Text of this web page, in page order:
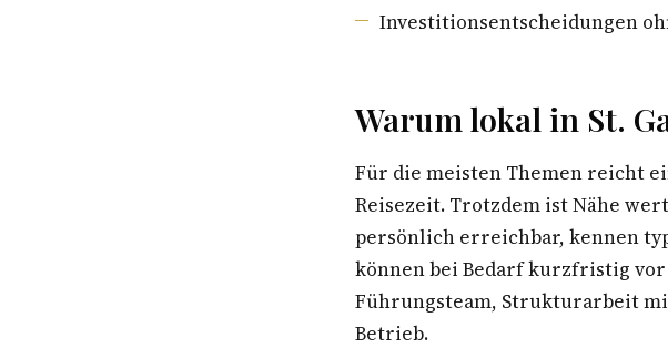
Investitionsentscheidungen
Warum lokal in St.
Für die meisten Themen reicht
Reisezeit. Trotzdem ist Nähe
persönlich erreichbar, kennen
können bei Bedarf kurzfristig
Führungsteam, Strukturarbeit
Betrieb.